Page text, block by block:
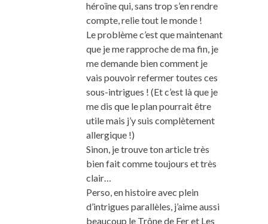
héroïne qui, sans trop s’en rendre
compte, relie tout le monde !
Le problème c’est que maintenant
que je me rapproche de ma fin, je
me demande bien comment je
vais pouvoir refermer toutes ces
sous-intrigues ! (Et c’est là que je
me dis que le plan pourrait être
utile mais j’y suis complètement
allergique !)
Sinon, je trouve ton article très
bien fait comme toujours et très
clair…
Perso, en histoire avec plein
d’intrigues parallèles, j’aime aussi
beaucoup le Trône de Fer et Les